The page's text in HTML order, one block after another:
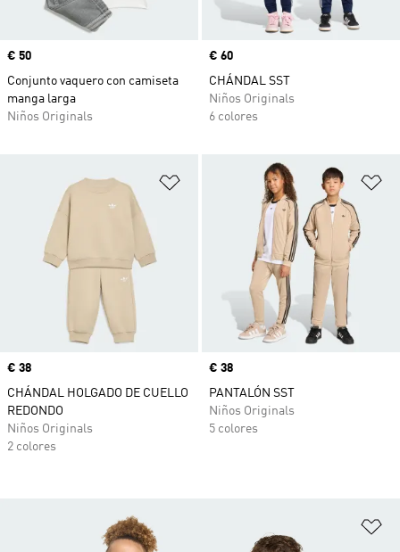
Precio
€ 50
Conjunto vaquero con camiseta
manga larga
Niños Originals
Precio
€ 60
CHÁNDAL SST
Niños Originals
6 colores
Añadir a la lista de deseos
Precio
€ 38
CHÁNDAL HOLGADO DE CUELLO
REDONDO
Niños Originals
2 colores
Precio
€ 38
PANTALÓN SST
Niños Originals
5 colores